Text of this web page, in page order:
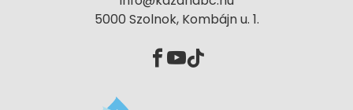
5000 Szolnok, Kombájn u. 1.